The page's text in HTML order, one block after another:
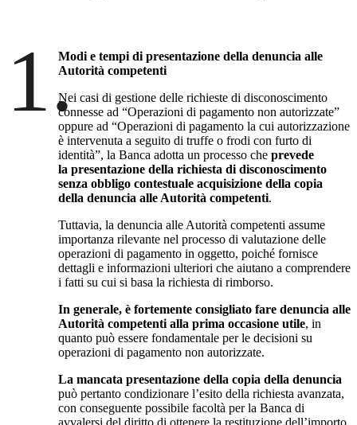
1.Modi e tempi di presentazione della denuncia alle
Autorità competenti
Nei casi di gestione delle richieste di disconoscimento
connesse ad “Operazioni di pagamento non autorizzate”
oppure ad “Operazioni di pagamento la cui autorizzazione
è intervenuta a seguito di truffe o frodi con furto di
identità”, la Banca adotta un processo che prevede
la presentazione della richiesta di disconoscimento
senza obbligo contestuale acquisizione della copia
della denuncia alle Autorità competenti.
Tuttavia, la denuncia alle Autorità competenti assume
importanza rilevante nel processo di valutazione delle
operazioni di pagamento in oggetto, poiché fornisce
dettagli e informazioni ulteriori che aiutano a comprendere
i fatti su cui si basa la richiesta di rimborso.
In generale, è fortemente consigliato fare denuncia alle
Autorità competenti alla prima occasione utile, in
quanto può essere fondamentale per le decisioni su
operazioni di pagamento non autorizzate.
La mancata presentazione della copia della denuncia
può pertanto condizionare l’esito della richiesta avanzata,
con conseguente possibile facoltà per la Banca di